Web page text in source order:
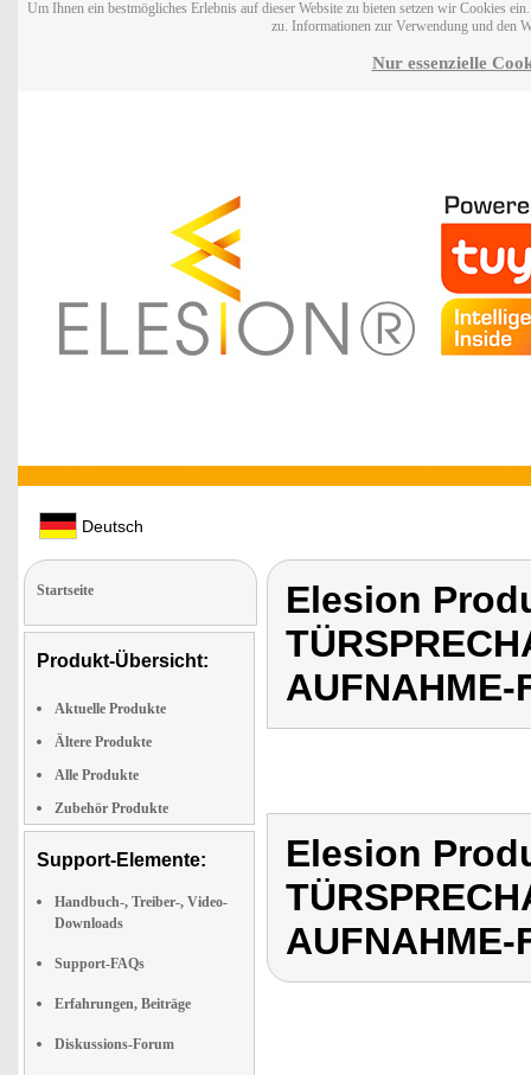
Um Ihnen ein bestmögliches Erlebnis auf dieser Website zu bieten setzen wir Cookies
zu. Informationen zur Verwendung und den
Nur essenzielle
Deutsch
Startseite
Produkt-Übersicht:
Aktuelle Produkte
Ältere Produkte
Alle Produkte
Zubehör Produkte
Support-Elemente:
Handbuch-, Treiber-, Video-
Downloads
Support-FAQs
Erfahrungen, Beiträge
Diskussions-Forum
Elesion
AUFNAHME-
Elesion
AUFNAHME-